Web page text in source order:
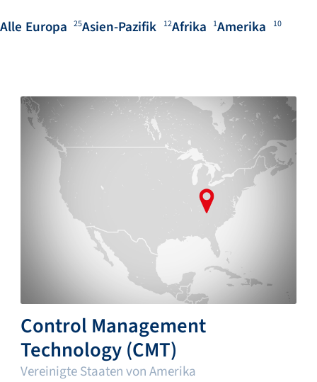
Alle Europa 25Asien-Pazifik 12Afrika 1Amerika 10
Control Management
Technology (CMT)
Vereinigte Staaten von Amerika